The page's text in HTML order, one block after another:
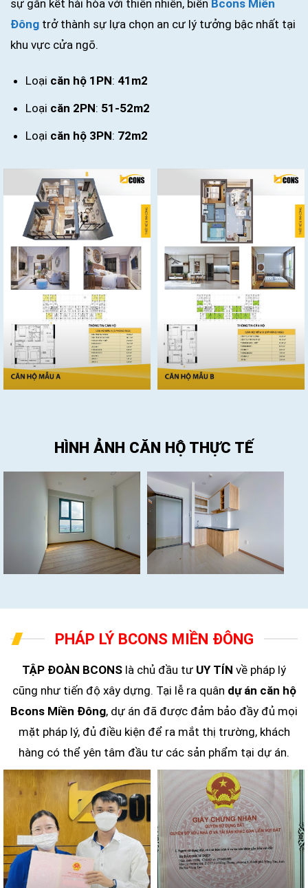
sự gắn kết hài hòa với thiên nhiên, biến Bcons Miền
Đông trở thành sự lựa chọn an cư lý tưởng bậc nhất tại
khu vực cửa ngõ.
Loại căn hộ 1PN: 41m2
Loại căn 2PN: 51-52m2
Loại căn hộ 3PN: 72m2
HÌNH ẢNH CĂN HỘ THỰC TẾ
PHÁP LÝ BCONS MIỀN ĐÔNG
TẬP ĐOÀN BCONS là chủ đầu tư UY TÍN về pháp lý
cũng như tiến độ xây dựng. Tại lễ ra quân dự án căn hộ
Bcons Miền Đông, dự án đã được đảm bảo đầy đủ mọi
mặt pháp lý, đủ điều kiện để ra mắt thị trường, khách
hàng có thể yên tâm đầu tư các sản phẩm tại dự án.